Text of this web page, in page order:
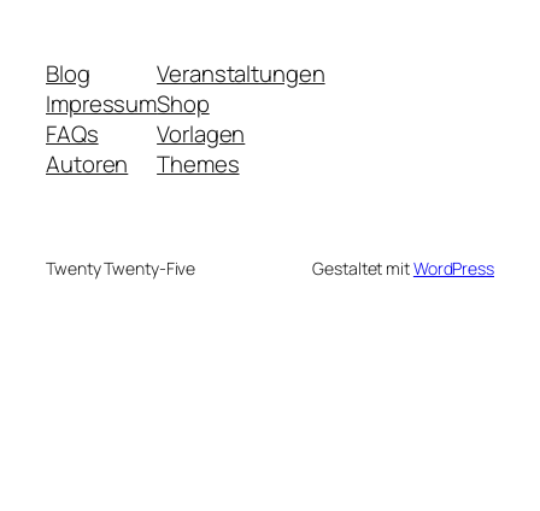
Blog
Impressum
FAQs
Autoren
Veranstaltungen
Shop
Vorlagen
Themes
Twenty Twenty-Five Gestaltet mitWordPress